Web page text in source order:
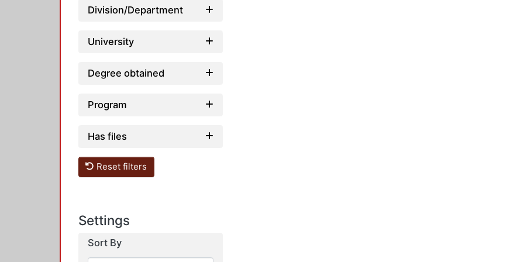
Division/Department
University
Degree obtained
Program
Has files
Reset filters
Settings
Sort By